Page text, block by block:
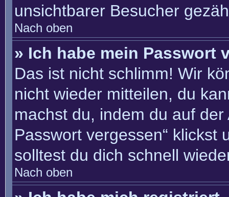
unsichtbarer Besucher
Nach oben
» Ich habe mein Passwort
Das ist nicht schlimm! Wir
nicht wieder mitteilen, du
machst du, indem du auf
Passwort vergessen“ klickst
solltest du dich schnell
Nach oben